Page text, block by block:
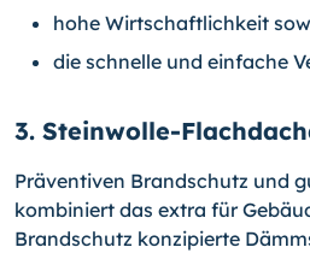
hohe Wirtschaftlichkeit
die schnelle und einfache
3. Steinwolle-
Präventiven Brandschutz und
kombiniert das extra für
Brandschutz konzipierte